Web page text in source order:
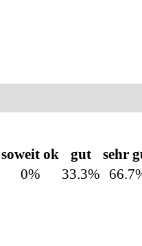
soweit ok gut
sehr
0% 33.3%